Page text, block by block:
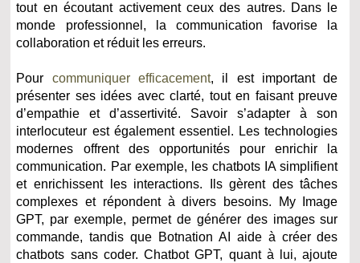
tout en écoutant activement ceux des autres. Dans le
monde professionnel, la communication favorise la
collaboration et réduit les erreurs.
Pour communiquer efficacement, il est important de
présenter ses idées avec clarté, tout en faisant preuve
d’empathie et d’assertivité. Savoir s’adapter à son
interlocuteur est également essentiel. Les technologies
modernes offrent des opportunités pour enrichir la
communication. Par exemple, les chatbots IA simplifient
et enrichissent les interactions. Ils gèrent des tâches
complexes et répondent à divers besoins. My Image
GPT, par exemple, permet de générer des images sur
commande, tandis que Botnation AI aide à créer des
chatbots sans coder. Chatbot GPT, quant à lui, ajoute